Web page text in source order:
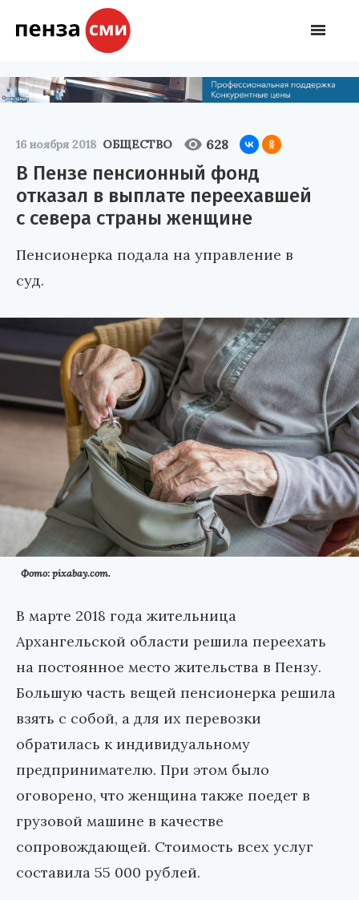
16 ноября 2018 ОБЩЕСТВО 628
В Пензе пенсионный фонд
отказал в выплате переехавшей
с севера страны женщине
Пенсионерка подала на управление в
суд.
Фото: pixabay.com.
В марте 2018 года жительница
Архангельской области решила переехать
на постоянное место жительства в Пензу.
Большую часть вещей пенсионерка решила
взять с собой, а для их перевозки
обратилась к индивидуальному
предпринимателю. При этом было
оговорено, что женщина также поедет в
грузовой машине в качестве
сопровождающей. Стоимость всех услуг
составила 55 000 рублей.